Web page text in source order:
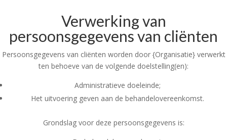
Verwerking van
persoonsgegevens van cliënten
Persoonsgegevens van cliënten worden door {Organisatie} verwerkt
ten behoeve van de volgende doelstelling(en):
Administratieve doeleinde;
Het uitvoering geven aan de behandelovereenkomst.
Grondslag voor deze persoonsgegevens is: